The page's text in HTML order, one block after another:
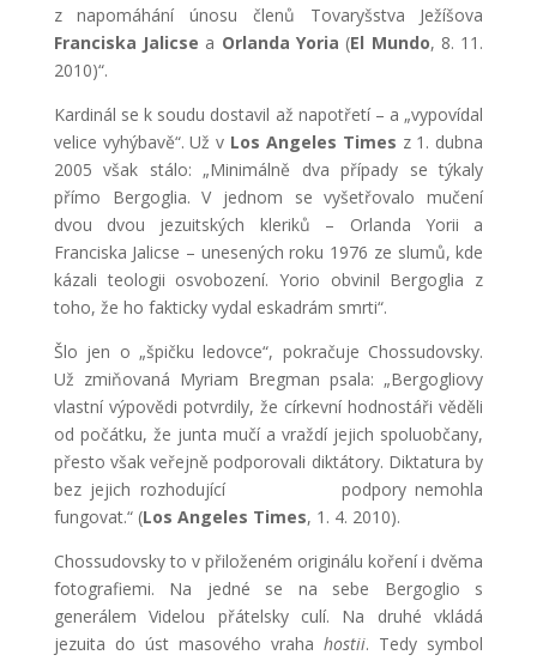
z napomáhání únosu členů Tovaryšstva Ježíšova
Franciska Jalicse a Orlanda Yoria (El Mundo, 8. 11.
2010)“.
Kardinál se k soudu dostavil až napotřetí – a „vypovídal
velice vyhýbavě“. Už v Los Angeles Times z 1. dubna
2005 však stálo: „Minimálně dva případy se týkaly
přímo Bergoglia. V jednom se vyšetřovalo mučení
dvou dvou jezuitských kleriků – Orlanda Yorii a
Franciska Jalicse – unesených roku 1976 ze slumů, kde
kázali teologii osvobození. Yorio obvinil Bergoglia z
toho, že ho fakticky vydal eskadrám smrti“.
Šlo jen o „špičku ledovce“, pokračuje Chossudovsky.
Už zmiňovaná Myriam Bregman psala: „Bergogliovy
vlastní výpovědi potvrdily, že církevní hodnostáři věděli
od počátku, že junta mučí a vraždí jejich spoluobčany,
přesto však veřejně podporovali diktátory. Diktatura by
bez jejich rozhodující podpory nemohla
fungovat.“ (Los Angeles Times, 1. 4. 2010).
Chossudovsky to v přiloženém originálu koření i dvěma
fotografiemi. Na jedné se na sebe Bergoglio s
generálem Videlou přátelsky culí. Na druhé vkládá
jezuita do úst masového vrahahostii. Tedy symbol